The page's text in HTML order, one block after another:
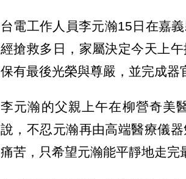
台電工作人員李元瀚15日在嘉
經搶救多日，家屬決定今天上
保有最後光榮與尊嚴，並完成器
李元瀚的父親上午在柳營奇美
說，不忍元瀚再由高端醫療儀
痛苦，只希望元瀚能平靜地走完